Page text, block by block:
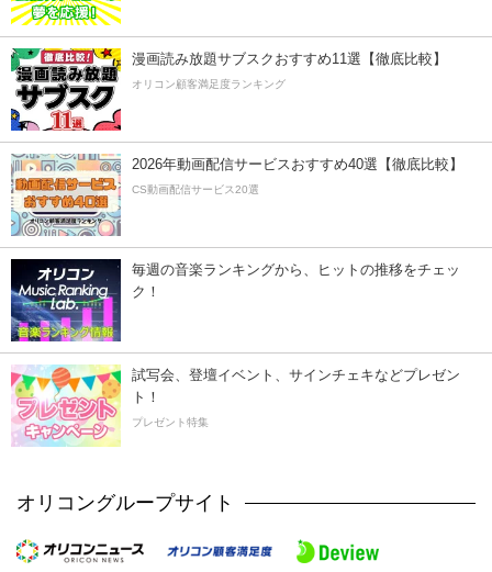
漫画読み放題サブスクおすすめ11選【徹底比較】
オリコン顧客満足度ランキング
2026年動画配信サービスおすすめ40選【徹底比較】
CS動画配信サービス20選
毎週の音楽ランキングから、ヒットの推移をチェッ
ク！
試写会、登壇イベント、サインチェキなどプレゼン
ト！
プレゼント特集
オリコングループサイト